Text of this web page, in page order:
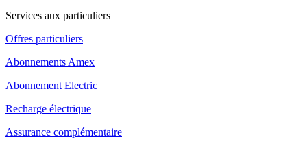
Services aux particuliers
Offres particuliers
Abonnements Amex
Abonnement Electric
Recharge électrique
Assurance complémentaire